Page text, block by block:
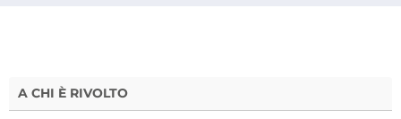
A CHI È RIVOLTO